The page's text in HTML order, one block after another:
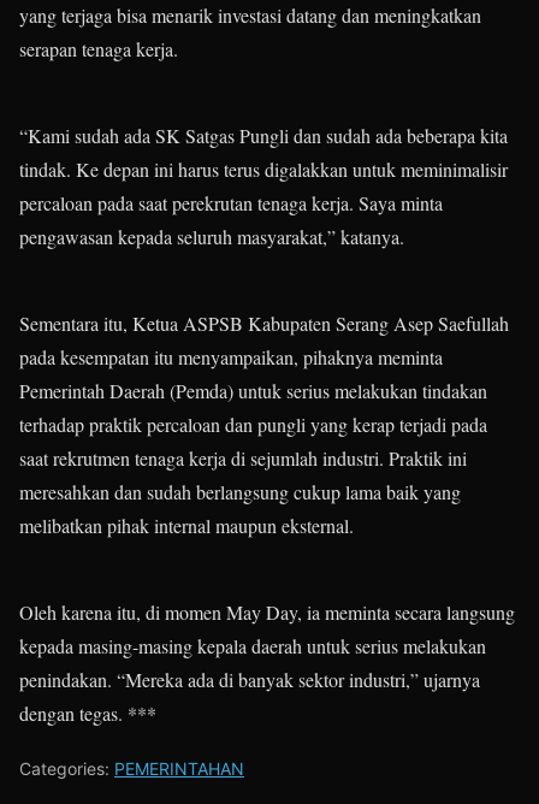
yang terjaga bisa menarik investasi datang dan meningkatkan
serapan tenaga kerja.
“Kami sudah ada SK Satgas Pungli dan sudah ada beberapa kita
tindak. Ke depan ini harus terus digalakkan untuk meminimalisir
percaloan pada saat perekrutan tenaga kerja. Saya minta
pengawasan kepada seluruh masyarakat,” katanya.
Sementara itu, Ketua ASPSB Kabupaten Serang Asep Saefullah
pada kesempatan itu menyampaikan, pihaknya meminta
Pemerintah Daerah (Pemda) untuk serius melakukan tindakan
terhadap praktik percaloan dan pungli yang kerap terjadi pada
saat rekrutmen tenaga kerja di sejumlah industri. Praktik ini
meresahkan dan sudah berlangsung cukup lama baik yang
melibatkan pihak internal maupun eksternal.
Oleh karena itu, di momen May Day, ia meminta secara langsung
kepada masing-masing kepala daerah untuk serius melakukan
penindakan. “Mereka ada di banyak sektor industri,” ujarnya
dengan tegas. ***
Categories: PEMERINTAHAN